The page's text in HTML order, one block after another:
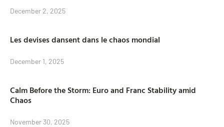
December 2, 2025
Les devises dansent dans le chaos mondial
December 1, 2025
Calm Before the Storm: Euro and Franc Stability amid
Chaos
November 30, 2025